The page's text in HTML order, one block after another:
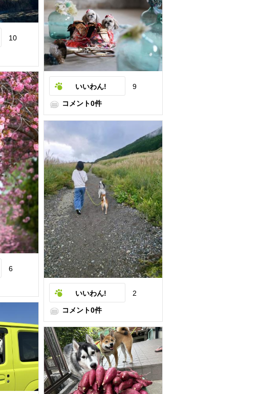
10
いいわん! 9
コメント0件
6
いいわん! 2
コメント0件